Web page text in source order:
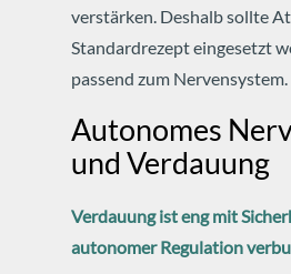
verstärken. Deshalb sollte
Standardrezept eingesetzt
passend zum Nervensystem.
Autonomes
und Verdauung
Verdauung ist eng mit
autonomer Regulation